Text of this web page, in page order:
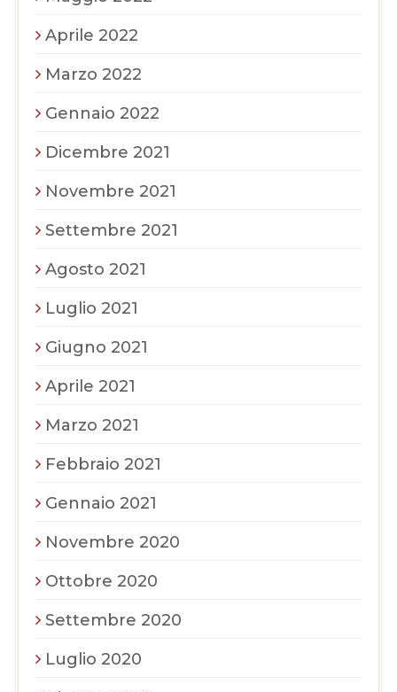
Aprile 2022
Marzo 2022
Gennaio 2022
Dicembre 2021
Novembre 2021
Settembre 2021
Agosto 2021
Luglio 2021
Giugno 2021
Aprile 2021
Marzo 2021
Febbraio 2021
Gennaio 2021
Novembre 2020
Ottobre 2020
Settembre 2020
Luglio 2020